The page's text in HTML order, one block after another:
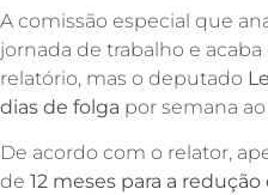
A comissão especial que
jornada de trabalho e acaba
relatório, mas o deputado
dias de folga por semana
De acordo com o relator,
de 12 meses para a